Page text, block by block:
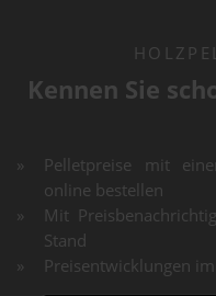
Kennen Sie
Pelletpreise mit
online bestellen
Mit
Stand
Preisentwicklungen